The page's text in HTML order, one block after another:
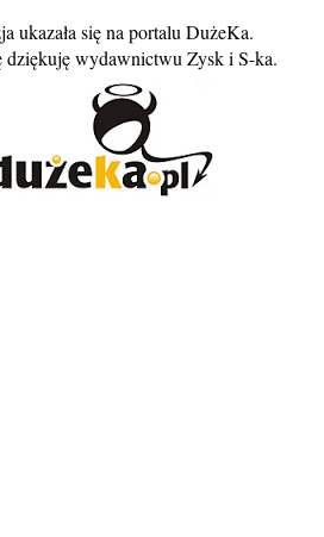
ukazała się na portalu DużeKa.
dziękuję wydawnictwu Zysk i S-ka.